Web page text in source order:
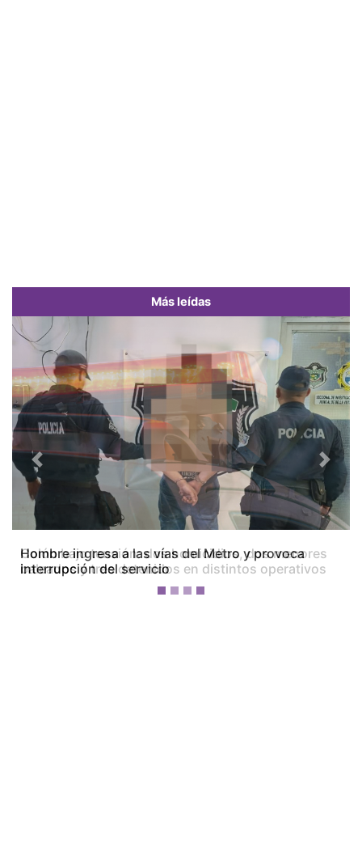
Más leídas
Colón bajo tensión: dos homicidios, dos menores
baleados y tres detenidos en distintos operativos
Previous Next